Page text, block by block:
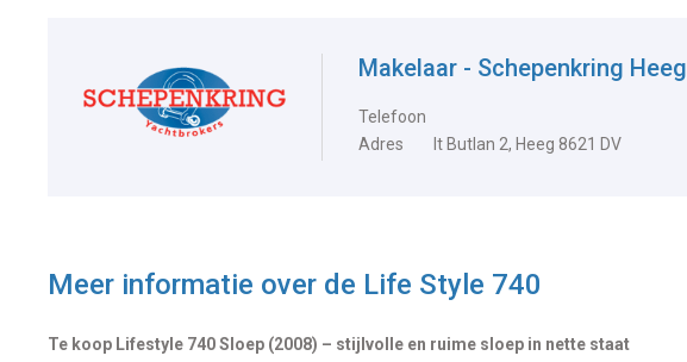
Makelaar - Schepenkring Heeg
Telefoon
Adres
It Butlan 2, Heeg 8621 DV
Meer informatie over de Life Style 740
Te koop Lifestyle 740 Sloep (2008) – stijlvolle en ruime sloep in nette staat